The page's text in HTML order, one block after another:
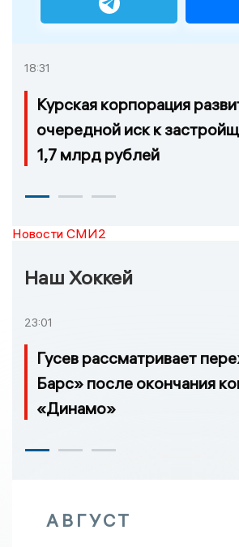
18:31
Курская корпорация
очередной иск к
1,7 млрд рублей
Новости СМИ2
Наш Хоккей
23:01
Гусев рассматривает
Барс» после окончания
«Динамо»
АВГУСТ